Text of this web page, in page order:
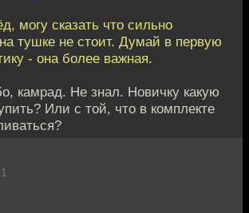
могу сказать что сильно
тушке не стоит. Думай в первую
- она более важная.
камрад. Не знал. Новичку какую
Или с той, что в комплекте